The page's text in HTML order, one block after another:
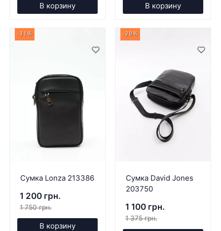
В корзину В корзину
-31%
Сумка Lonza 213386
1 200 грн.
1 750 грн.
В корзину
-20%
Сумка David Jones
203750
1 100 грн.
1 375 грн.